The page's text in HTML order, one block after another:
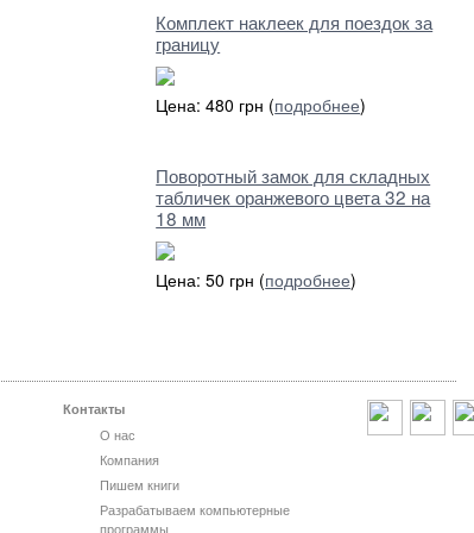
Комплект наклеек для поездок за
границу
Цена: 480 грн (подробнее)
Поворотный замок для складных
табличек оранжевого цвета 32 на
18 мм
Цена: 50 грн (подробнее)
Контакты
О нас
Компания
Пишем книги
Разрабатываем компьютерные
программы